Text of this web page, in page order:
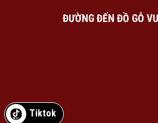
ĐƯỜNG ĐẾN ĐỒ GỖ
Tiktok